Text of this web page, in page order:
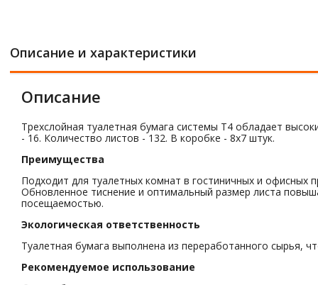
Описание и характеристики
Описание
Трехслойная туалетная бумага системы Т4 обладает
- 16. Количество листов - 132. В коробке - 8х7 штук.
Преимущества
Подходит для туалетных комнат в гостиничных и офисных
Обновленное тиснение и оптимальный размер листа
посещаемостью.
Экологическая ответственность
Туалетная бумага выполнена из переработанного сырья,
Рекомендуемое использование